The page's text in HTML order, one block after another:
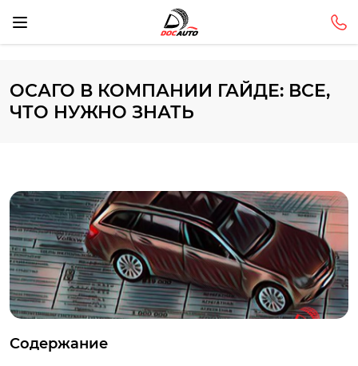
ОСАГО В КОМПАНИИ ГАЙДЕ: ВСЕ,
ЧТО НУЖНО ЗНАТЬ
Содержание